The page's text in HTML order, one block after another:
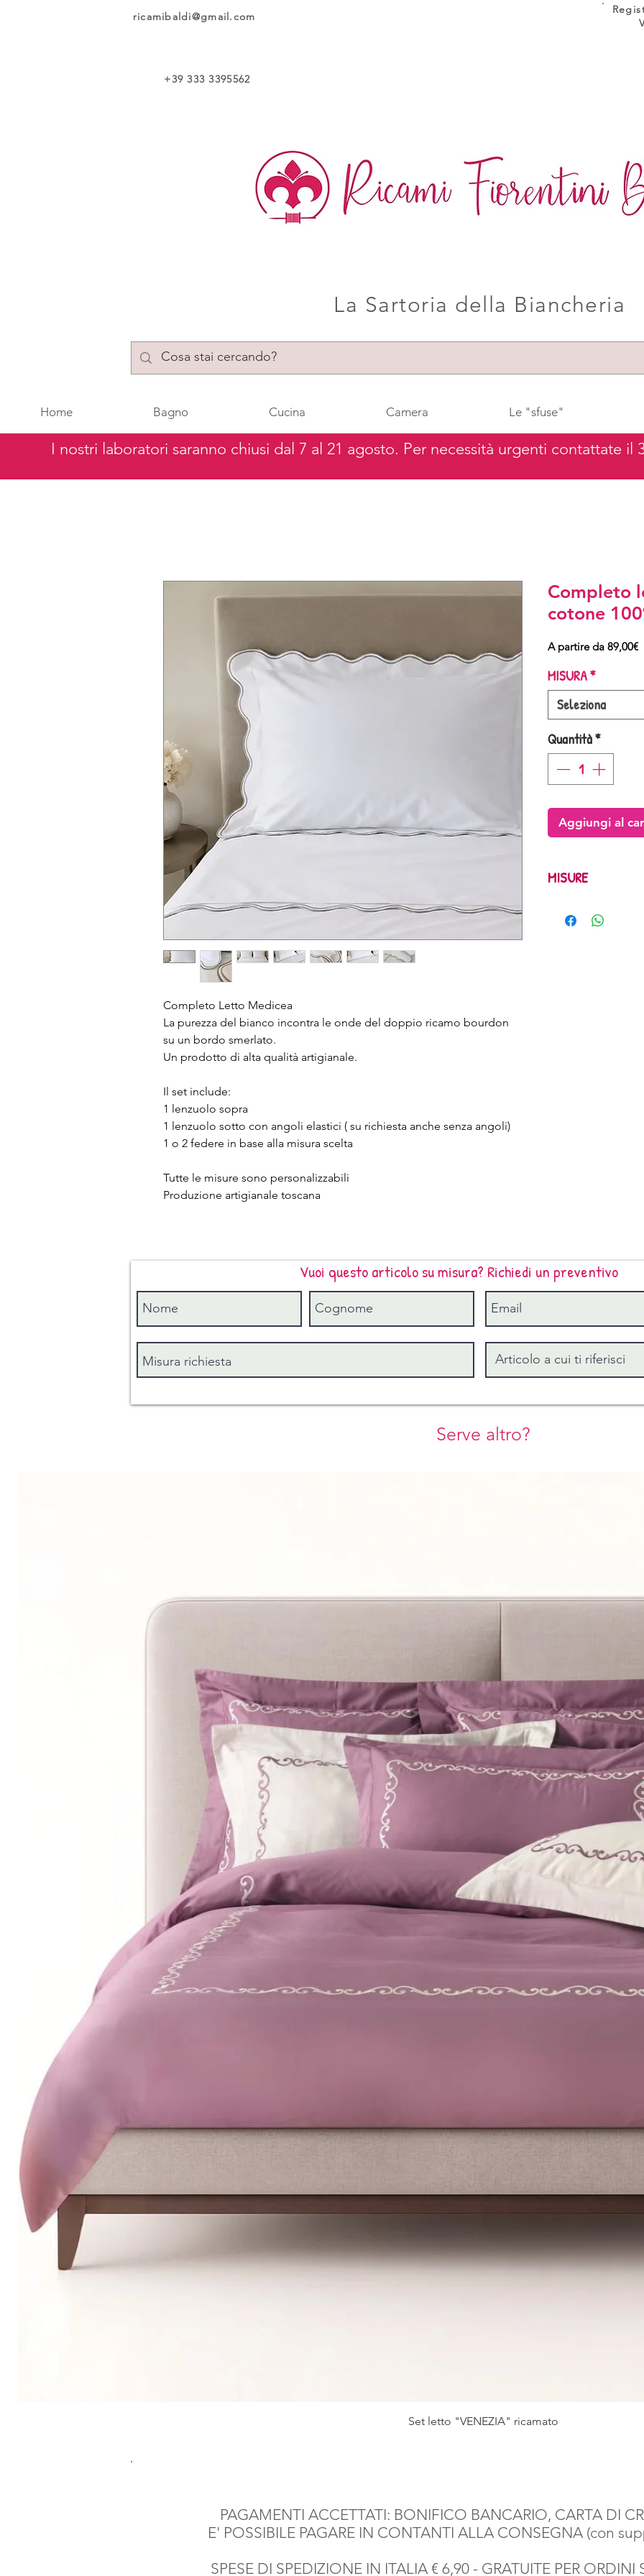
ricamibaldi@gmail.com
+39 333 3395562
La Sartoria della Biancheria
Home Bagno Cucina Camera Le "sfuse"
I nostri laboratori saranno chiusi dal 7 al 21 agosto. Per necessità urgenti contattate il
Completo Letto Medicea
La purezza del bianco incontra le onde del doppio ricamo bourdon
su un bordo smerlato.
Un prodotto di alta qualità artigianale.
Il set include:
1 lenzuolo sopra
1 lenzuolo sotto con angoli elastici ( su richiesta anche senza angoli)
1 o 2 federe in base alla misura scelta
Tutte le misure sono personalizzabili
Produzione artigianale toscana
Completo
cotone
A partire da 89,00€
MISURA*
Seleziona
Quantità*
Aggiungi al
MISURE
190 alto 25 + una
Vuoi questo articolo su misura? Richiedi un preventivo
Serve altro?
Vista rapida
Set letto "VENEZIA" ricamato
PAGAMENTI ACCETTATI: BONIFICO BANCARIO, CARTA DI
E' POSSIBILE PAGARE IN CONTANTI ALLA CONSEGNA (con
SPESE DI SPEDIZIONE IN ITALIA € 6,90 - GRATUITE PER ORDINI